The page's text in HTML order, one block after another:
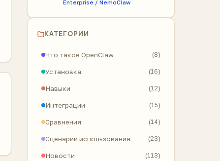
Enterprise / NemoClaw
КАТЕГОРИИ
Что такое OpenClaw (8)
Установка (16)
Навыки (12)
Интеграции (15)
Сравнения (14)
Сценарии использования (23)
Новости (113)